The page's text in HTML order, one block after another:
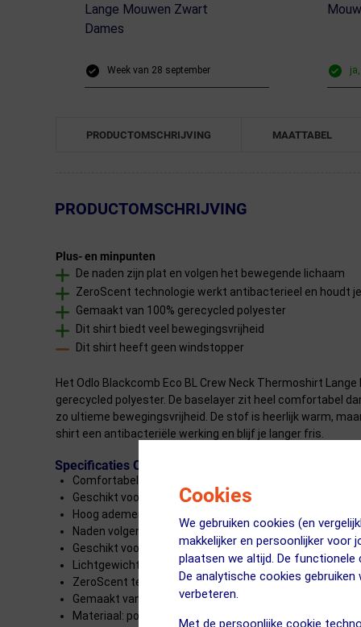
Cookies
We gebruiken cookies (en
makkelijker en persoonlijker voor
plaatsen we altijd. De
De analytische cookies
verbeteren.
Met de persoonlijke cookie
Lange Mouwen Zwart
Dames
Week van 28 september
PRODUCTOMSCHRIJVING MAATTABEL
← Terug naar productnavigatie
PRODUCTOMSCHRIJVING
Plus- en minpunten
De naden zijn plat en volgen het bewegende lichaam
ZeroScent technologie werkt antibacterieel en houdt
Gemaakt van 100% gerecycled polyester
Dit shirt biedt veel bewegingsvrijheid
Dit shirt heeft geen windstopper
Het Odlo Blackcomb Eco BL Crew Neck Thermoshirt
gerecycled polyester. De baselayer zit heel comfortabel
zo ultieme bewegingsvrijheid. De stof is heerlijk warm,
shirt een antibacteriële werking en blijf je langer fris.
Specificaties Odlo Blackcomb Eco BL Crew Neck
Comfortabele baselayer
Geschikt voor koude dagen
Hoog ademend vermogen
Naden volgen de vormen van het bewegende lichaam
Geschikt voor allerlei sporten
Lichtgewicht stof
ZeroScent technologie werkt antibacterieel en houdt
Gemaakt van 100% gerecycled polyester
Materiaal: polyester (gerecycled)